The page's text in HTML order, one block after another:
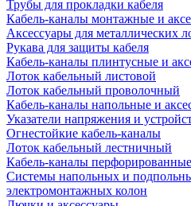
Трубы для прокладки кабеля
Кабель-каналы монтажные и
Аксессуары для металлических
Рукава для защиты кабеля
Кабель-каналы плинтусные и
Лоток кабельный листовой
Лоток кабельный проволочный
Кабель-каналы напольные и
Указатели напряжения и
Огнестойкие кабель-каналы
Лоток кабельный лестничный
Кабель-каналы
Системы напольных и
электромонтажных колон